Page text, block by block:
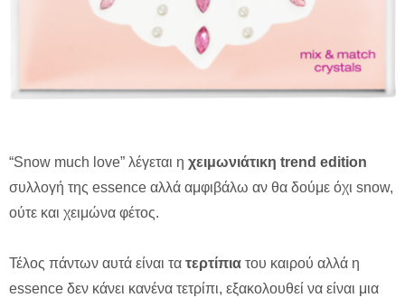
“Snow much love” λέγεται η χειμωνιάτικη trend edition
συλλογή της essence αλλά αμφιβάλω αν θα δούμε όχι snow,
ούτε και χειμώνα φέτος.
Τέλος πάντων αυτά είναι τα τερτίπια του καιρού αλλά η
essence δεν κάνει κανένα τετρίπι, εξακολουθεί να είναι μια